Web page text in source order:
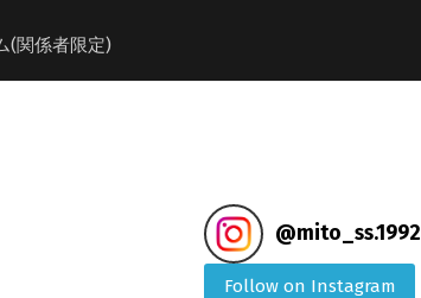
(関係者限定)
@mito_ss.1992
Follow on Instagram